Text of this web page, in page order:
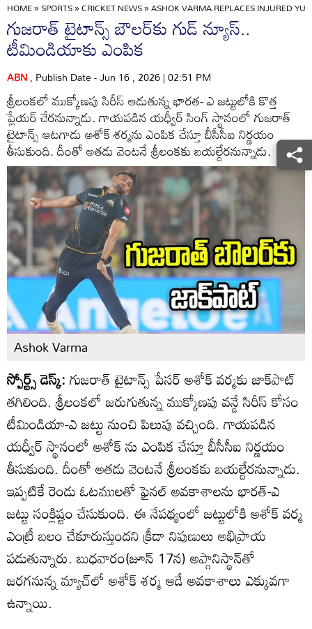
HOME»SPORTS»CRICKET NEWS»ASHOK VARMA REPLACES INJURED
గుజరాత్ టైటాన్స్ బౌలర్‌కు గుడ్ న్యూస్..
టీమిండియాకు ఎంపిక
ABN, Publish Date - Jun 16 , 2026 | 02:51 PM
శ్రీలంకలో ముక్కోణపు సిరీస్ ఆడుతున్న భారత- ఎ జట్టులోకి కొత్త
ప్లేయర్ చేరనున్నాడు. గాయపడిన యధ్వీర్ సింగ్ స్థానంలో గుజరాత్
టైటాన్స్ ఆటగాడు అశోక్ శర్మను ఎంపిక చేస్తూ బీసీసీఐ నిర్ణయం
తీసుకుంది. దీంతో అతడు వెంటనే శ్రీలంకకు బయల్దేరనున్నాడు.
Ashok Varma
స్పోర్ట్స్ డెస్క్:గుజరాత్ టైటాన్స్ పేసర్ అశోక్ వర్మకు జాక్‌పాట్
తగిలింది. శ్రీలంకలో జరుగుతున్న ముక్కోణపు వన్డే సిరీస్ కోసం
టీమిండియా-ఎ జట్టు నుంచి పిలుపు వచ్చింది. గాయపడిన
యధ్వీర్ స్థానంలో అశోక్ ను ఎంపిక చేస్తూ బీసీసీఐ నిర్ణయం
తీసుకుంది. దీంతో అతడు వెంటనే శ్రీలంకకు బయల్దేరనున్నాడు.
ఇప్పటికే రెండు ఓటములతో ఫైనల్ అవకాశాలను భారత్-ఎ
జట్టు సంక్లిష్టం చేసుకుంది. ఈ నేపథ్యంలో జట్టులోకి అశోక్ వర్మ
ఎంట్రీ బలం చేకూరుస్తుందని క్రీడా నిపుణులు అభిప్రాయ
పడుతున్నారు. బుధవారం(జూన్ 17న) అప్గానిస్థాన్‌తో
జరగనున్న మ్యాచ్‌లో అశోక్ శర్మ ఆడే అవకాశాలు ఎక్కువగా
ఉన్నాయి.